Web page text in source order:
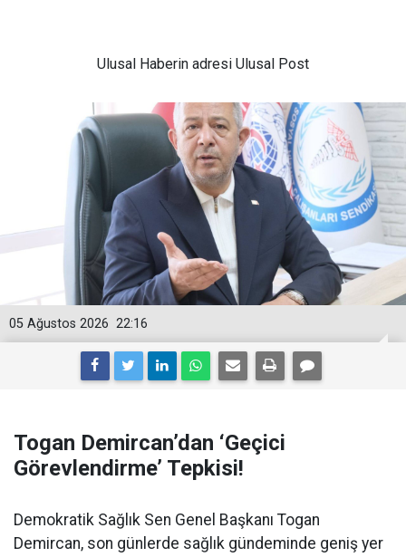
Ulusal Haberin adresi Ulusal Post
22:16
05 Ağustos 2026
Togan Demircan’dan ‘Geçici
Görevlendirme’ Tepkisi!
Demokratik Sağlık Sen Genel Başkanı Togan
Demircan, son günlerde sağlık gündeminde geniş yer